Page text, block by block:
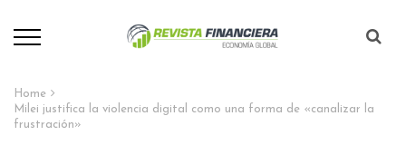
Home
Milei justifica la violencia digital como una forma de «canalizar la
frustración»